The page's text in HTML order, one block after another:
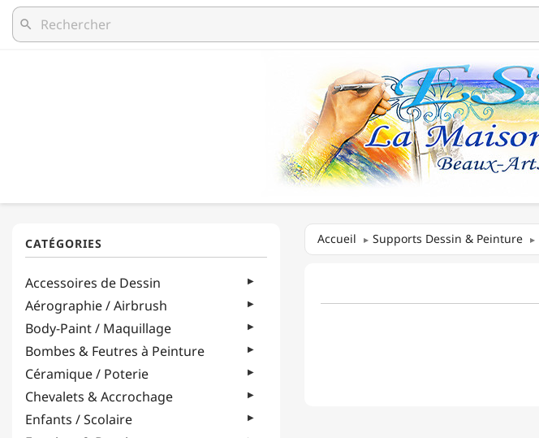
search
Accessoires de Dessin
Aérographie / Airbrush
Body-Paint / Maquillage
Bombes & Feutres à Peinture
Céramique / Poterie
Chevalets & Accrochage
Enfants / Scolaire
Accueil Supports Dessin & Peinture